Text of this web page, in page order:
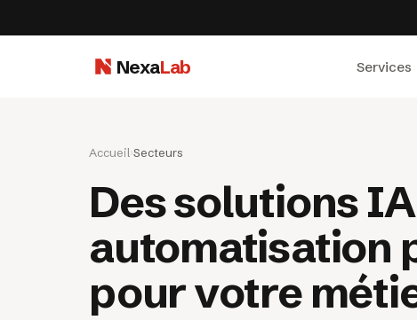
NexaLab Services
Accueil›Secteurs
Des solutions
automatisation
pour votre